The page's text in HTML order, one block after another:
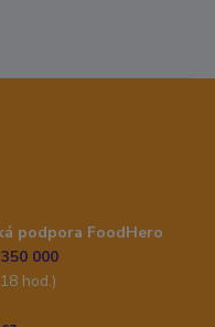
podpora FoodHero
000
hod.)